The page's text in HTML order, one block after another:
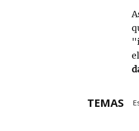
TEMAS